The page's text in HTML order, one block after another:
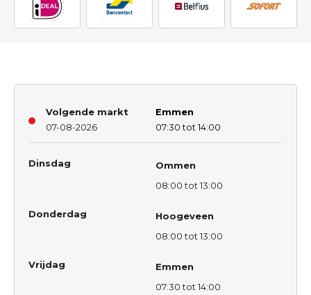
Volgende markt
07-08-2026
Emmen
07:30 tot 14:00
Dinsdag
Ommen
08:00 tot 13:00
Donderdag
Hoogeveen
08:00 tot 13:00
Vrijdag
Emmen
07:30 tot 14:00